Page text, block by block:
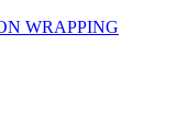
WRAPPING